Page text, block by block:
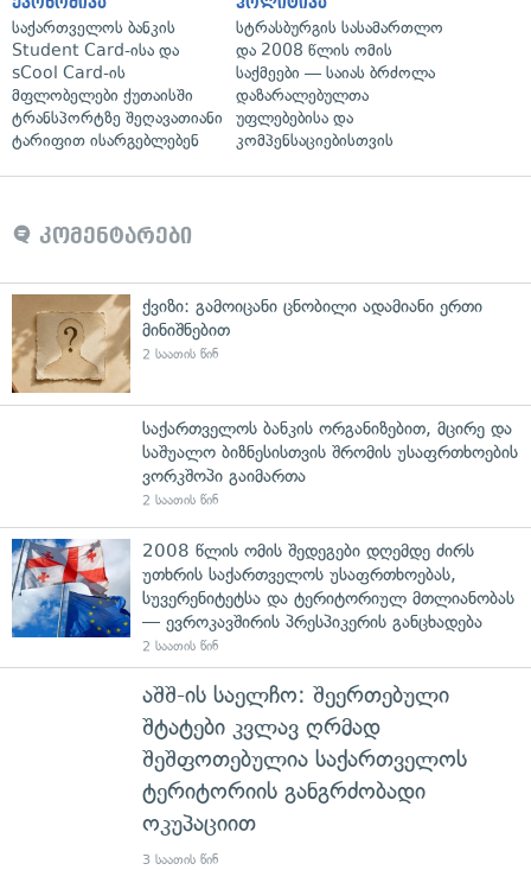
საქართველოს ბანკის
Student Card-ისა და
sCool Card-ის
მფლობელები ქუთაისში
ტრანსპორტზე შეღავათიანი
ტარიფით ისარგებლებენ
სტრასბურგის სასამართლო
და 2008 წლის ომის
საქმეები — საიას ბრძოლა
დაზარალებულთა
უფლებებისა და
კომპენსაციებისთვის
კომენტარები
ქვიზი: გამოიცანი ცნობილი ადამიანი ერთი
მინიშნებით
2 საათის წინ
საქართველოს ბანკის ორგანიზებით, მცირე და
საშუალო ბიზნესისთვის შრომის უსაფრთხოების
ვორკშოპი გაიმართა
2 საათის წინ
2008 წლის ომის შედეგები დღემდე ძირს
უთხრის საქართველოს უსაფრთხოებას,
სუვერენიტეტსა და ტერიტორიულ მთლიანობას
— ევროკავშირის პრესპიკერის განცხადება
2 საათის წინ
აშშ-ის საელჩო: შეერთებული
შტატები კვლავ ღრმად
შეშფოთებულია საქართველოს
ტერიტორიის განგრძობადი
ოკუპაციით
3 საათის წინ